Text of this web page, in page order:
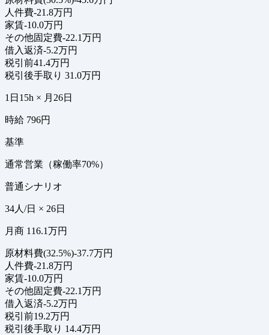
人件費-21.8万円
家賃-10.0万円
その他固定費-22.1万円
借入返済-5.2万円
税引前41.4万円
税引後手取り 31.0万円
1日15h × 月26日
時給 796円
基準
通常営業（稼働率70%）
普通シナリオ
34人/日 × 26日
月商 116.1万円
原材料費(32.5%)-37.7万円
人件費-21.8万円
家賃-10.0万円
その他固定費-22.1万円
借入返済-5.2万円
税引前19.2万円
税引後手取り 14.4万円